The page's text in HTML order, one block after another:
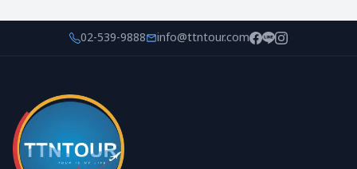
02-539-9888 info@ttntour.com